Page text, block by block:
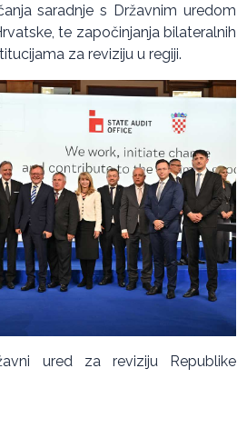
saradnje s Državnim uredom
te započinjanja bilateralnih
za reviziju u regiji.
ured za reviziju Republike